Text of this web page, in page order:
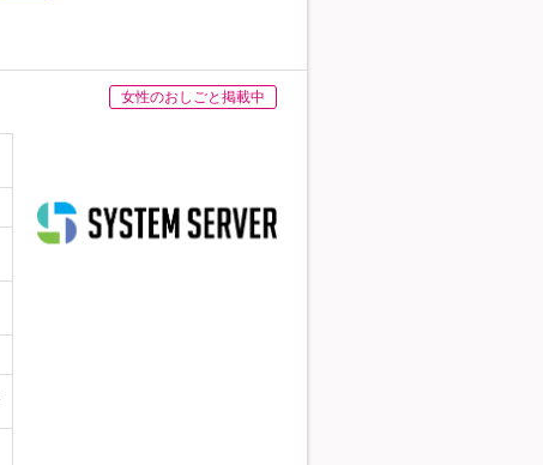
女性のおしごと掲載中